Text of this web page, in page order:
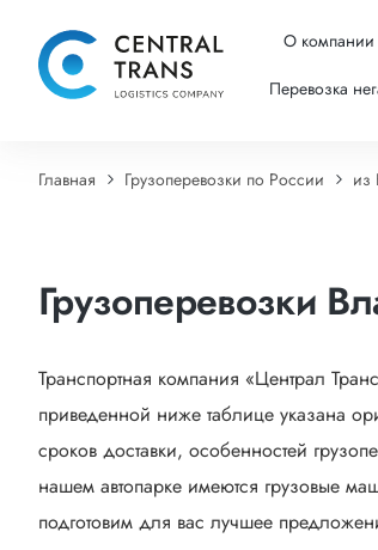
О компании
Перевозка
Главная Грузоперевозки по России из
Грузоперевозки
Транспортная компания «Централ
приведенной ниже таблице указана
сроков доставки, особенностей
нашем автопарке имеются грузовые
подготовим для вас лучшее